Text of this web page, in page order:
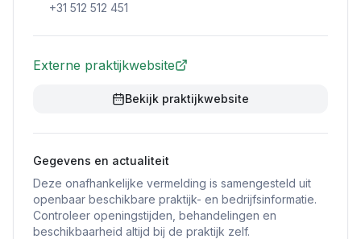
+31 512 512 451
Externe praktijkwebsite
Bekijk praktijkwebsite
Gegevens en actualiteit
Deze onafhankelijke vermelding is samengesteld uit
openbaar beschikbare praktijk- en bedrijfsinformatie.
Controleer openingstijden, behandelingen en
beschikbaarheid altijd bij de praktijk zelf.